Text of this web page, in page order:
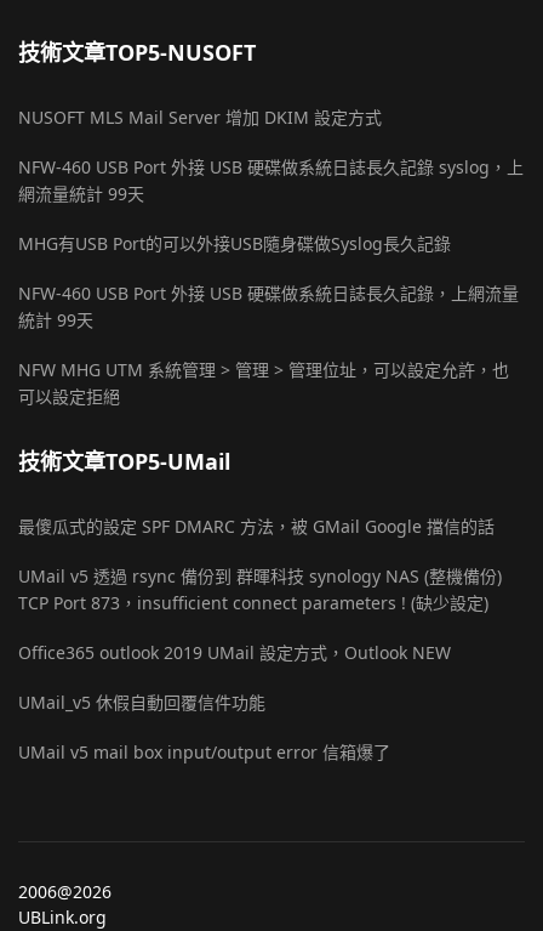
技術文章TOP5-NUSOFT
NUSOFT MLS Mail Server 增加 DKIM 設定方式
NFW-460 USB Port 外接 USB 硬碟做系統日誌長久記錄 syslog，上
網流量統計 99天
MHG有USB Port的可以外接USB隨身碟做Syslog長久記錄
NFW-460 USB Port 外接 USB 硬碟做系統日誌長久記錄，上網流量
統計 99天
NFW MHG UTM 系統管理 > 管理 > 管理位址，可以設定允許，也
可以設定拒絕
技術文章TOP5-UMail
最傻瓜式的設定 SPF DMARC 方法，被 GMail Google 擋信的話
UMail v5 透過 rsync 備份到 群暉科技 synology NAS (整機備份)
TCP Port 873，insufficient connect parameters ! (缺少設定)
Office365 outlook 2019 UMail 設定方式，Outlook NEW
UMail_v5 休假自動回覆信件功能
UMail v5 mail box input/output error 信箱爆了
2006@2026
UBLink.org